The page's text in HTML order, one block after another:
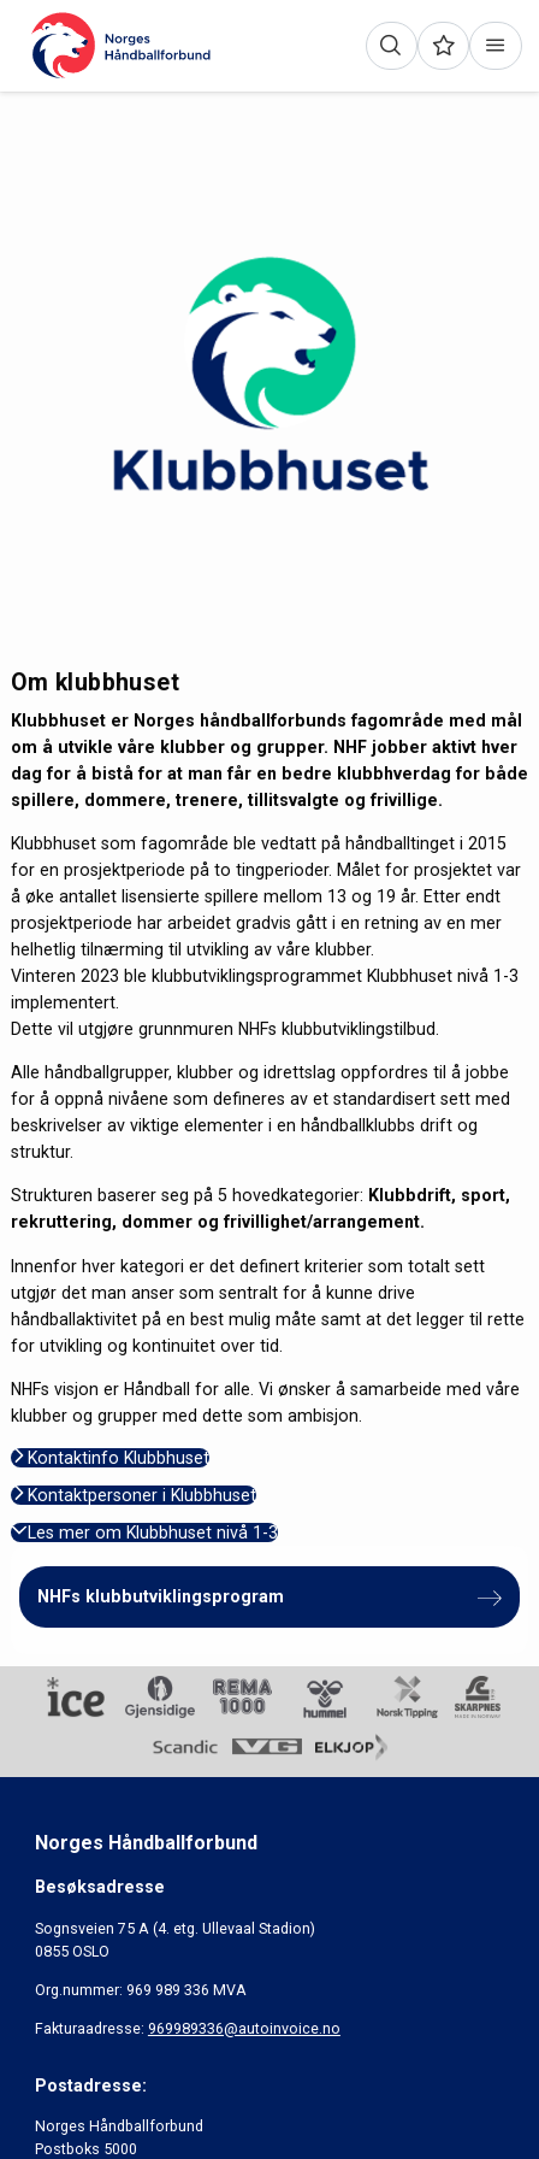
Om klubbhuset
Klubbhuset er Norges håndballforbunds fagområde med mål
om å utvikle våre klubber og grupper. NHF jobber aktivt hver
dag for å bistå for at man får en bedre klubbhverdag for både
spillere, dommere, trenere, tillitsvalgte og frivillige.
Klubbhuset som fagområde ble vedtatt på håndballtinget i 2015
for en prosjektperiode på to tingperioder. Målet for prosjektet var
å øke antallet lisensierte spillere mellom 13 og 19 år. Etter endt
prosjektperiode har arbeidet gradvis gått i en retning av en mer
helhetlig tilnærming til utvikling av våre klubber.
Vinteren 2023 ble klubbutviklingsprogrammet Klubbhuset nivå 1-3
implementert.
Dette vil utgjøre grunnmuren NHFs klubbutviklingstilbud.
Alle håndballgrupper, klubber og idrettslag oppfordres til å jobbe
for å oppnå nivåene som defineres av et standardisert sett med
beskrivelser av viktige elementer i en håndballklubbs drift og
struktur.
Strukturen baserer seg på 5 hovedkategorier: Klubbdrift, sport,
rekruttering, dommer og frivillighet/arrangement.
Innenfor hver kategori er det definert kriterier som totalt sett
utgjør det man anser som sentralt for å kunne drive
håndballaktivitet på en best mulig måte samt at det legger til rette
for utvikling og kontinuitet over tid.
NHFs visjon er Håndball for alle. Vi ønsker å samarbeide med våre
klubber og grupper med dette som ambisjon.
Kontaktinfo Klubbhuset
Kontaktpersoner i Klubbhuset
Les mer om Klubbhuset nivå 1-3
NHFs klubbutviklingsprogram
Norges Håndballforbund
Besøksadresse
Sognsveien 75 A (4. etg. Ullevaal Stadion)
0855 OSLO
Org.nummer: 969 989 336 MVA
Fakturaadresse: 969989336@autoinvoice.no
Postadresse:
Norges Håndballforbund
Postboks 5000